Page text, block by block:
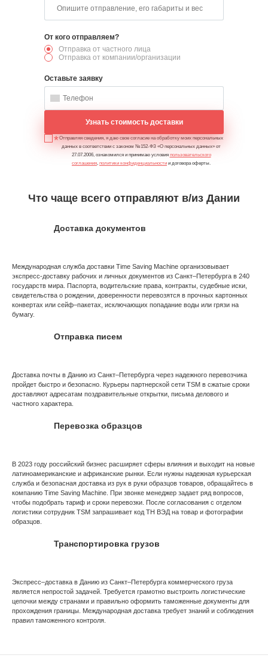
От кого отправляем?
Отправка от частного лица
Отправка от компании/организации
Оставьте заявку
Узнать стоимость доставки
Отправляя сведения, я даю свое согласие на обработку моих персональных
данных в соответствии с законом №152-ФЗ «О персональных данных» от
27.07.2006, ознакомился и принимаю условия пользовательского
соглашения, политики конфиденциальности и договора оферты.
Что чаще всего отправляют в/из Дании
Доставка документов
Международная служба доставки Time Saving Machine организовывает
экспресс-доставку рабочих и личных документов из Санкт–Петербурга в 240
государств мира. Паспорта, водительские права, контракты, судебные иски,
свидетельства о рождении, доверенности перевозятся в прочных картонных
конвертах или сейф–пакетах, исключающих попадание воды или грязи на
бумагу.
Отправка писем
Доставка почты в Данию из Санкт–Петербурга через надежного перевозчика
пройдет быстро и безопасно. Курьеры партнерской сети TSM в сжатые сроки
доставляют адресатам поздравительные открытки, письма делового и
частного характера.
Перевозка образцов
В 2023 году российский бизнес расширяет сферы влияния и выходит на новые
латиноамериканские и африканские рынки. Если нужны надежная курьерская
служба и безопасная доставка из рук в руки образцов товаров, обращайтесь в
компанию Time Saving Machine. При звонке менеджер задает ряд вопросов,
чтобы подобрать тариф и сроки перевозки. После согласования с отделом
логистики сотрудник TSM запрашивает код ТН ВЭД на товар и фотографии
образцов.
Транспортировка грузов
Экспресс–доставка в Данию из Санкт–Петербурга коммерческого груза
является непростой задачей. Требуется грамотно выстроить логистические
цепочки между странами и правильно оформить таможенные документы для
прохождения границы. Международная доставка требует знаний и соблюдения
правил таможенного контроля.